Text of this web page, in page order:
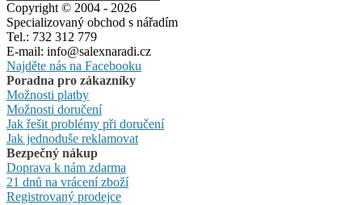
Copyright © 2004 - 2026
Specializovaný obchod s nářadím
Tel.: 732 312 779
E-mail: info@salexnaradi.cz
Najděte nás na Facebooku
Poradna pro zákazníky
Možnosti platby
Možnosti doručení
Jak řešit problémy při doručení
Jak jednoduše reklamovat
Bezpečný nákup
Doprava k nám zdarma
21 dnů na vrácení zboží
Registrovaný prodejce